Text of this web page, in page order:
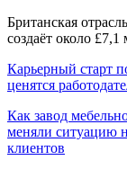
Британская
создаёт около
Карьерный старт
ценятся
Как завод
меняли ситуацию
клиентов